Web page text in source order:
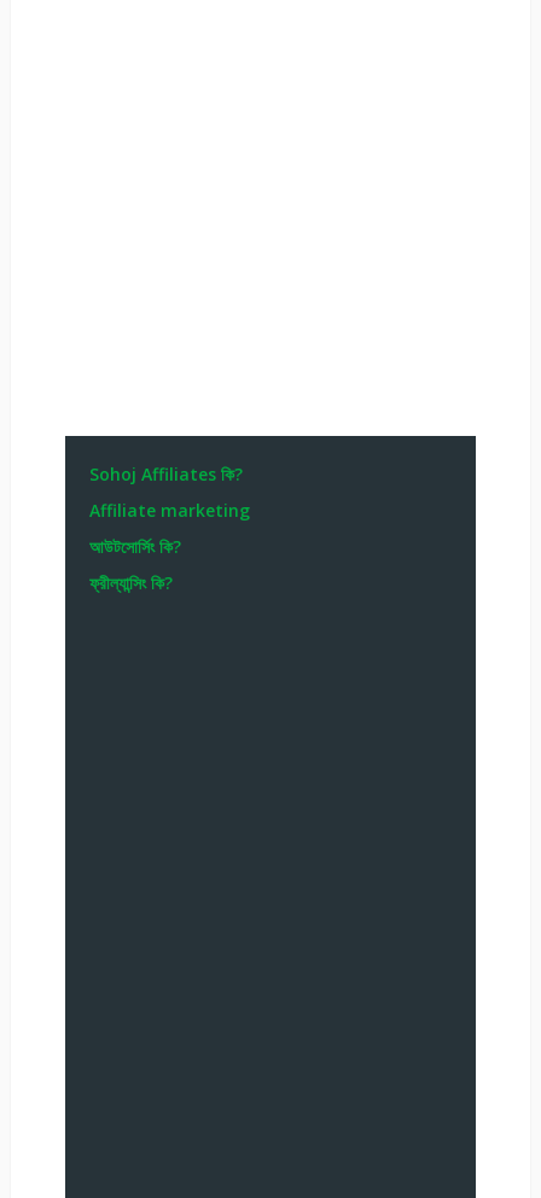
Sohoj Affiliates কি?
Affiliate marketing
আউটসোর্সিং কি?
ফ্রীল্যান্সিং কি?